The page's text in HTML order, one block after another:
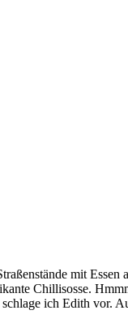
mit Essen
Chillisosse.
ich Edith vor.